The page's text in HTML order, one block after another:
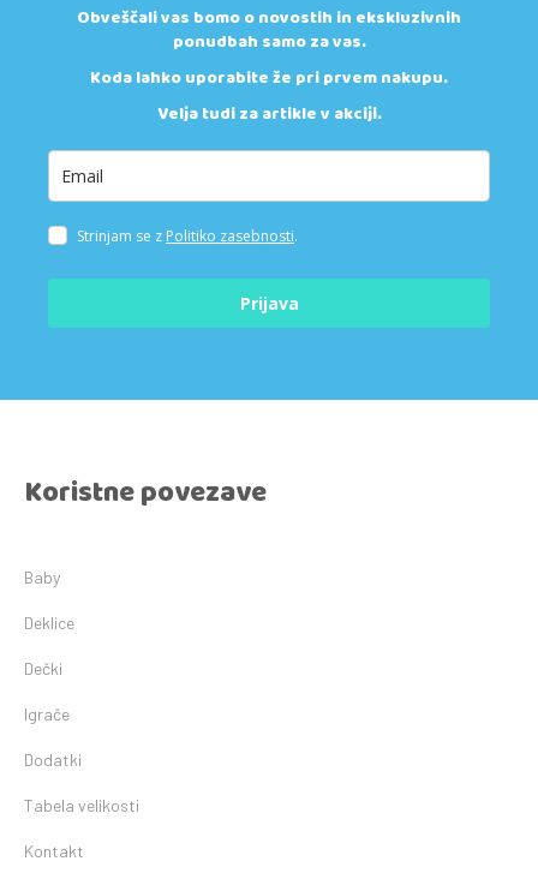
Obveščali vas bomo o novostih in ekskluzivnih
ponudbah samo za vas.
Koda lahko uporabite že pri prvem nakupu.
Velja tudi za artikle v akciji.
Strinjam se z Politiko zasebnosti.
Prijava
Koristne povezave
Baby
Deklice
Dečki
Igrače
Dodatki
Tabela velikosti
Kontakt